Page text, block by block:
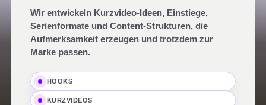
Wir entwickeln Kurzvideo-Ideen, Einstiege,
Serienformate und Content-Strukturen, die
Aufmerksamkeit erzeugen und trotzdem zur
Marke passen.
HOOKS
KURZVIDEOS